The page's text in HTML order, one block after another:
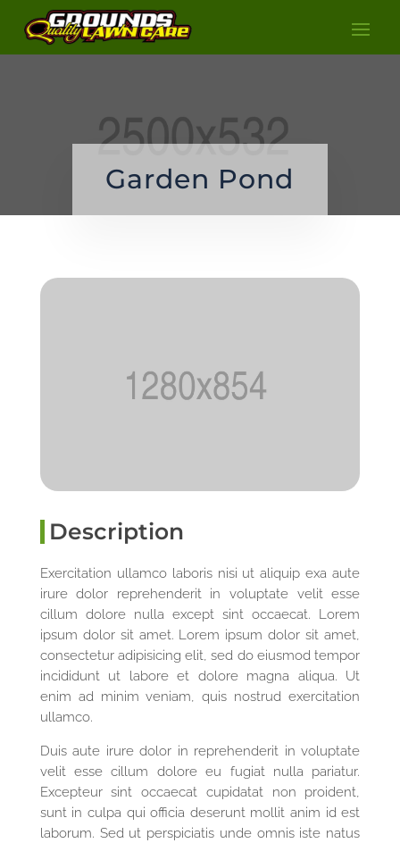
Garden Pond
Description
Exercitation ullamco laboris nisi ut aliquip exa aute
irure dolor reprehenderit in voluptate velit esse
cillum dolore nulla except sint occaecat. Lorem
ipsum dolor sit amet. Lorem ipsum dolor sit amet,
consectetur adipisicing elit, sed do eiusmod tempor
incididunt ut labore et dolore magna aliqua. Ut
enim ad minim veniam, quis nostrud exercitation
ullamco.
Duis aute irure dolor in reprehenderit in voluptate
velit esse cillum dolore eu fugiat nulla pariatur.
Excepteur sint occaecat cupidatat non proident,
sunt in culpa qui officia deserunt mollit anim id est
laborum. Sed ut perspiciatis unde omnis iste natus